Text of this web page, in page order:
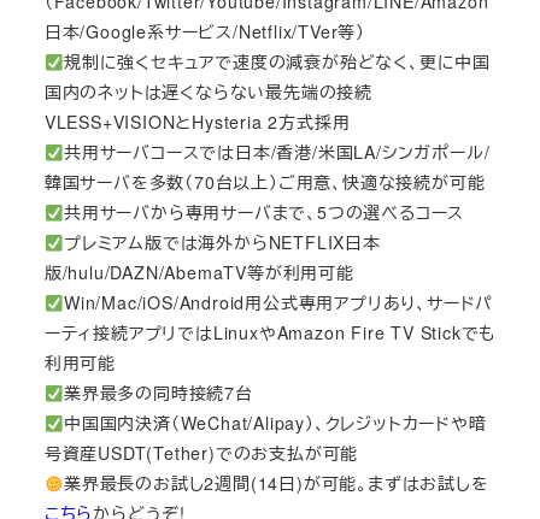
日本/Google系サービス/Netflix/TVer等）
規制に強くセキュアで速度の減衰が殆どなく、更に中国
国内のネットは遅くならない最先端の接続
VLESS+VISIONとHysteria 2方式採用
共用サーバコースでは日本/香港/米国LA/シンガポール/
韓国サーバを多数（70台以上）ご用意、快適な接続が可能
共用サーバから専用サーバまで、5つの選べるコース
プレミアム版では海外からNETFLIX日本
版/hulu/DAZN/AbemaTV等が利用可能
Win/Mac/iOS/Android用公式専用アプリあり、サードパ
ーティ接続アプリではLinuxやAmazon Fire TV Stickでも
利用可能
業界最多の同時接続7台
中国国内決済（WeChat/Alipay）、クレジットカードや暗
号資産USDT(Tether)でのお支払が可能
業界最長のお試し2週間(14日)が可能。まずはお試しを
こちらからどうぞ!